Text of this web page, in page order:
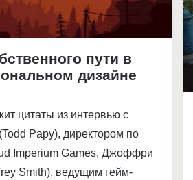
пути в
дизайне
цитаты из интервью с
Papy), директором по
Imperium Games, Джоффри
Smith), ведущим гейм-